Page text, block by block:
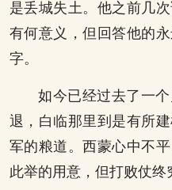
是丢城失土。他之前几
有何意义，但回答他的
字。
如今已经过去了一
退，白临那里到是有所
军的粮道。西蒙心中不
此举的用意，但打败仗终